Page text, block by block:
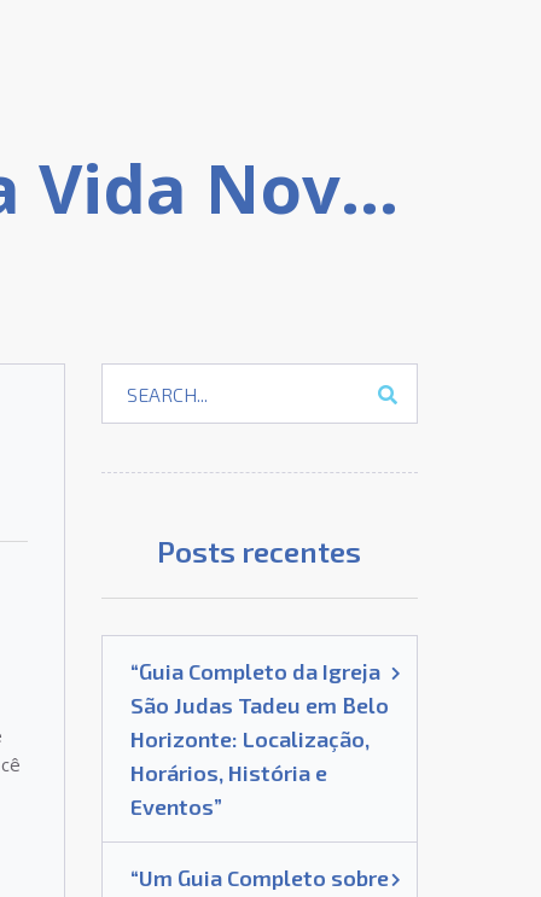
Guia Completo Sobre a Igreja Vida Nova: Localização, Horários, Crenças, Sermões Ao Vivo, Como Participar e muito mais!
Posts recentes
“Guia Completo da Igreja
São Judas Tadeu em Belo
Horizonte: Localização,
Horários, História e
Eventos”
“Um Guia Completo sobre